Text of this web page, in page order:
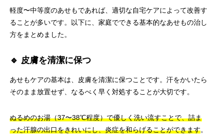
軽度〜中等度のあせもであれば、適切な自宅ケアによって改善す
ることが多いです。以下に、家庭でできる基本的なあせもの治し
方をまとめました。
🔹 皮膚を清潔に保つ
あせもケアの基本は、皮膚を清潔に保つことです。汗をかいたら
そのまま放置せず、なるべく早く対処することが大切です。
ぬるめのお湯（37〜38℃程度）で優しく洗い流すことで、詰ま
った汗腺の出口をきれいにし、炎症を和らげることができます。